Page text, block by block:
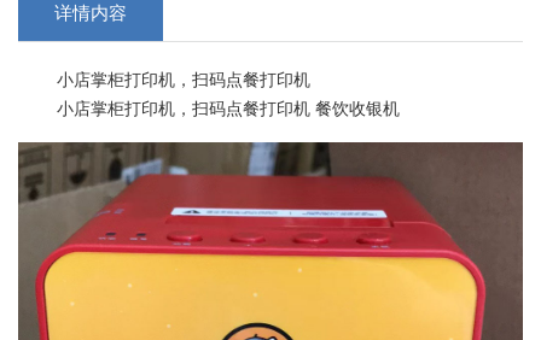
详情内容
小店掌柜打印机，扫码点餐打印机
小店掌柜打印机，扫码点餐打印机 餐饮收银机